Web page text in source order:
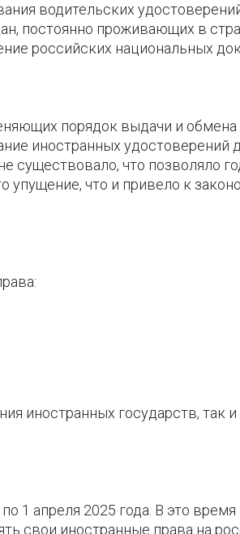
водительских
постоянно проживающих в
российских национальных
порядок выдачи и
иностранных удостоверений
существовало, что позволяло
упущение, что и привело к
иностранных государств, так и
1 апреля 2025 года. В это
свои иностранные права на